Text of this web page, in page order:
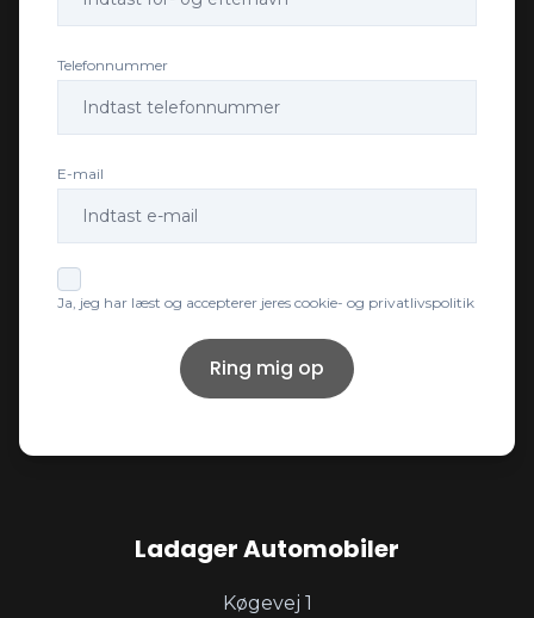
Telefonnummer
E-mail
Ja, jeg har læst og accepterer jeres cookie- og privatlivspolitik
Ring mig op
Ladager Automobiler
Køgevej 1